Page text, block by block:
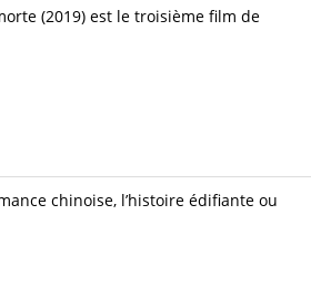
(2019) est le troisième film de
chinoise, l’histoire édifiante ou